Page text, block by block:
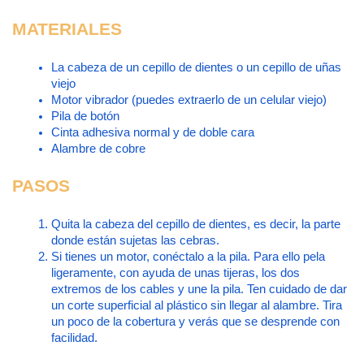
MATERIALES
La cabeza de un cepillo de dientes o un cepillo de uñas
viejo
Motor vibrador (puedes extraerlo de un celular viejo)
Pila de botón
Cinta adhesiva normal y de doble cara
Alambre de cobre
PASOS
Quita la cabeza del cepillo de dientes, es decir, la parte
donde están sujetas las cebras.
Si tienes un motor, conéctalo a la pila. Para ello pela
ligeramente, con ayuda de unas tijeras, los dos
extremos de los cables y une la pila. Ten cuidado de dar
un corte superficial al plástico sin llegar al alambre. Tira
un poco de la cobertura y verás que se desprende con
facilidad.